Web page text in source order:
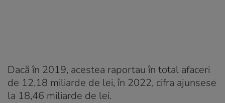
Dacă în 2019, acestea raportau în total afaceri
de 12,18 miliarde de lei, în 2022, cifra ajunsese
la 18,46 miliarde de lei.